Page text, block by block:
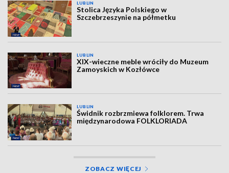
LUBLIN
Stolica Języka Polskiego w
Szczebrzeszynie na półmetku
LUBLIN
XIX-wieczne meble wróciły do Muzeum
Zamoyskich w Kozłówce
LUBLIN
Świdnik rozbrzmiewa folklorem. Trwa
międzynarodowa FOLKLORIADA
ZOBACZ WIĘCEJ